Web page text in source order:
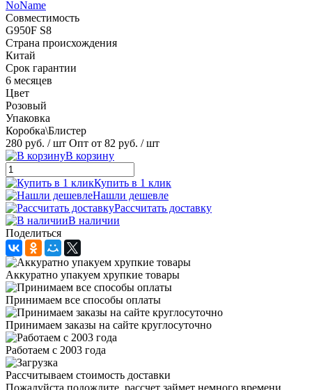
NoName
Совместимость
G950F S8
Страна происхождения
Китай
Срок гарантии
6 месяцев
Цвет
Розовый
Упаковка
Коробка\Блистер
280 руб. / шт Опт от 82 руб. / шт
В корзину
Купить в 1 клик
Нашли дешевле
Рассчитать доставку
В наличии
Поделиться
Аккуратно упакуем хрупкие товары
Принимаем все способы оплаты
Принимаем заказы на сайте круглосуточно
Работаем с 2003 года
Рассчитываем стоимость доставки
Пожалуйста подождите, рассчет займет немного времени